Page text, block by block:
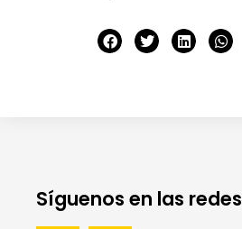
Síguenos en las redes